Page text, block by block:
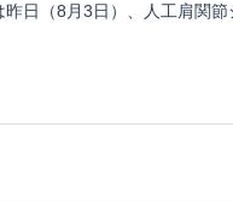
日（8月3日）、人工肩関